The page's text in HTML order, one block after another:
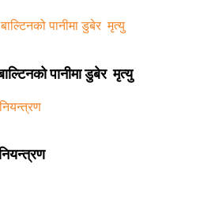
पानीमा डुबेर मृत्यु